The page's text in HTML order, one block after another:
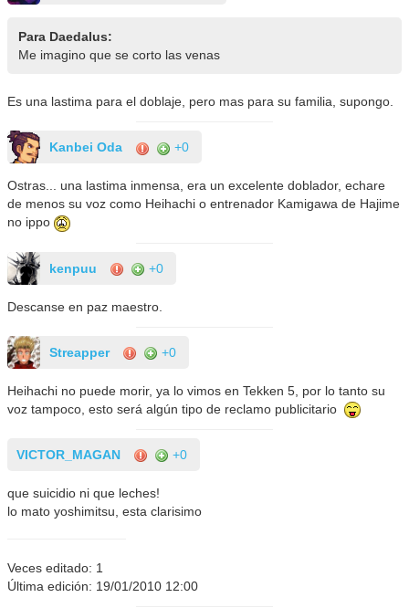
Para Daedalus:
Me imagino que se corto las venas
Es una lastima para el doblaje, pero mas para su familia, supongo.
Kanbei Oda +0
Ostras... una lastima inmensa, era un excelente doblador, echare
de menos su voz como Heihachi o entrenador Kamigawa de Hajime
no ippo
kenpuu +0
Descanse en paz maestro.
Streapper +0
Heihachi no puede morir, ya lo vimos en Tekken 5, por lo tanto su
voz tampoco, esto será algún tipo de reclamo publicitario
VICTOR_MAGAN +0
que suicidio ni que leches!
lo mato yoshimitsu, esta clarisimo
Veces editado: 1
Última edición: 19/01/2010 12:00